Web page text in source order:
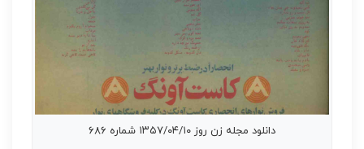
دانلود مجله زن روز ۱۳۵۷/۰۴/۱۰ شماره ۶۸۶